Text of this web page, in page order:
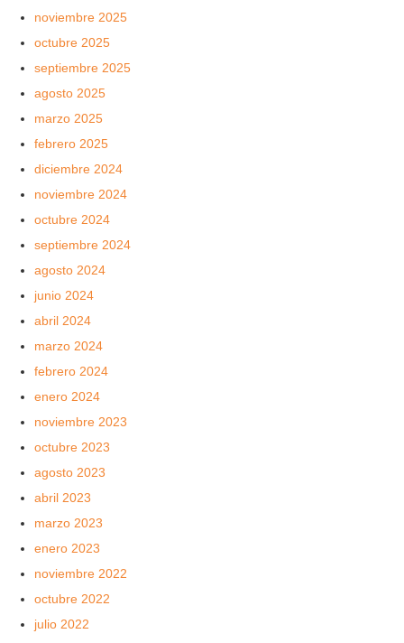
noviembre 2025
octubre 2025
septiembre 2025
agosto 2025
marzo 2025
febrero 2025
diciembre 2024
noviembre 2024
octubre 2024
septiembre 2024
agosto 2024
junio 2024
abril 2024
marzo 2024
febrero 2024
enero 2024
noviembre 2023
octubre 2023
agosto 2023
abril 2023
marzo 2023
enero 2023
noviembre 2022
octubre 2022
julio 2022